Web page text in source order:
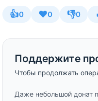
👍0 ❤️0 👎0
Поддержите
Чтобы продолжать
Даже небольшой донат